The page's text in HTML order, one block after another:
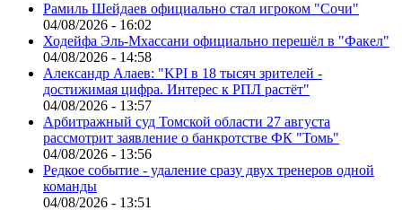
Рамиль Шейдаев официально стал игроком "Сочи"
04/08/2026 - 16:02
Ходейфа Эль-Мхассани официально перешёл в "Факел"
04/08/2026 - 14:58
Александр Алаев: "KPI в 18 тысяч зрителей -
достижимая цифра. Интерес к РПЛ растёт"
04/08/2026 - 13:57
Арбитражный суд Томской области 27 августа
рассмотрит заявление о банкротстве ФК "Томь"
04/08/2026 - 13:56
Редкое событие - удаление сразу двух тренеров одной
команды
04/08/2026 - 13:51